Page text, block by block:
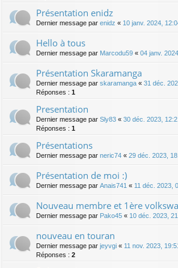
Présentation enidz
Dernier message par enidz « 10 janv. 2024,
Hello à tous
Dernier message par Marcodu59 « 04 janv.
Présentation Skaramanga
Dernier message par skaramanga « 31 déc.
Réponses : 1
Presentation
Dernier message par Sly83 « 30 déc. 2023,
Réponses : 1
Présentations
Dernier message par neric74 « 29 déc. 2023,
Présentation de moi :)
Dernier message par Anais741 « 11 déc. 2023,
Nouveau membre et 1ère
Dernier message par Pako45 « 10 déc. 2023,
nouveau en touran
Dernier message par jeyvgi « 11 nov. 2023,
Réponses : 2